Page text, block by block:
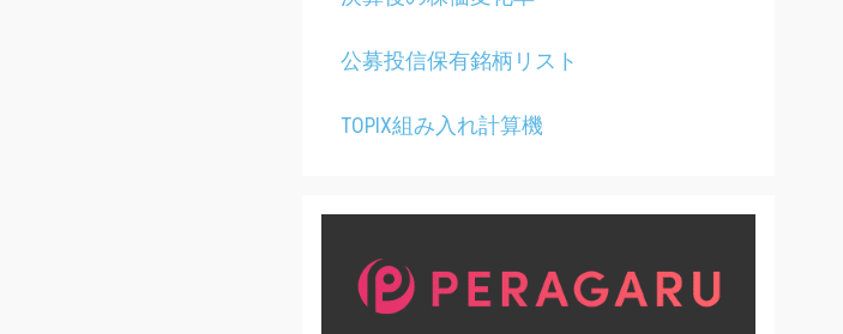
公募投信保有銘柄リスト
TOPIX組み入れ計算機